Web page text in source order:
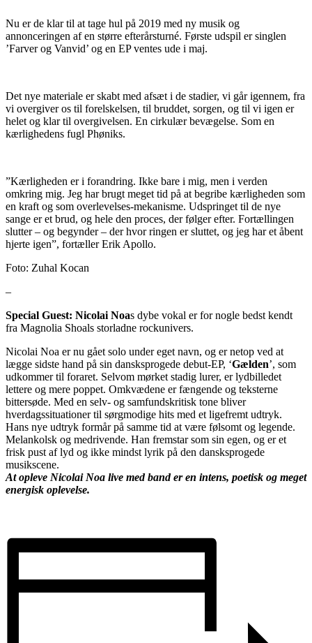
Nu er de klar til at tage hul på 2019 med ny musik og
annonceringen af en større efterårsturné. Første udspil er singlen
’Farver og Vanvid’ og en EP ventes ude i maj.
Det nye materiale er skabt med afsæt i de stadier, vi går igennem, fra
vi overgiver os til forelskelsen, til bruddet, sorgen, og til vi igen er
helet og klar til overgivelsen. En cirkulær bevægelse. Som en
kærlighedens fugl Phøniks.
”Kærligheden er i forandring. Ikke bare i mig, men i verden
omkring mig. Jeg har brugt meget tid på at begribe kærligheden som
en kraft og som overlevelses-mekanisme. Udspringet til de nye
sange er et brud, og hele den proces, der følger efter. Fortællingen
slutter – og begynder – der hvor ringen er sluttet, og jeg har et åbent
hjerte igen”, fortæller Erik Apollo.
Foto: Zuhal Kocan
–
Special Guest: Nicolai Noas dybe vokal er for nogle bedst kendt
fra Magnolia Shoals storladne rockunivers.
Nicolai Noa er nu gået solo under eget navn, og er netop ved at
lægge sidste hand på sin dansksprogede debut-EP, ‘Gælden’, som
udkommer til foraret. Selvom mørket stadig lurer, er lydbilledet
lettere og mere poppet. Omkvædene er fængende og teksterne
bittersøde. Med en selv- og samfundskritisk tone bliver
hverdagssituationer til sørgmodige hits med et ligefremt udtryk.
Hans nye udtryk formår på samme tid at være følsomt og legende.
Melankolsk og medrivende. Han fremstar som sin egen, og er et
frisk pust af lyd og ikke mindst lyrik på den dansksprogede
musikscene.
At opleve Nicolai Noa live med band er en intens, poetisk og meget
energisk oplevelse.